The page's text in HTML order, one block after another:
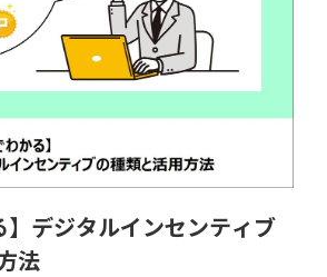
】デジタルインセンティブ
法